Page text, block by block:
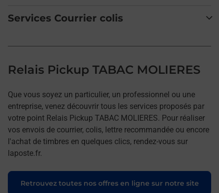
Services Courrier colis
Relais Pickup TABAC MOLIERES
Que vous soyez un particulier, un professionnel ou une
entreprise, venez découvrir tous les services proposés par
votre point Relais Pickup TABAC MOLIERES. Pour réaliser
vos envois de courrier, colis, lettre recommandée ou encore
l'achat de timbres en quelques clics, rendez-vous sur
laposte.fr.
Retrouvez toutes nos offres en ligne sur notre site